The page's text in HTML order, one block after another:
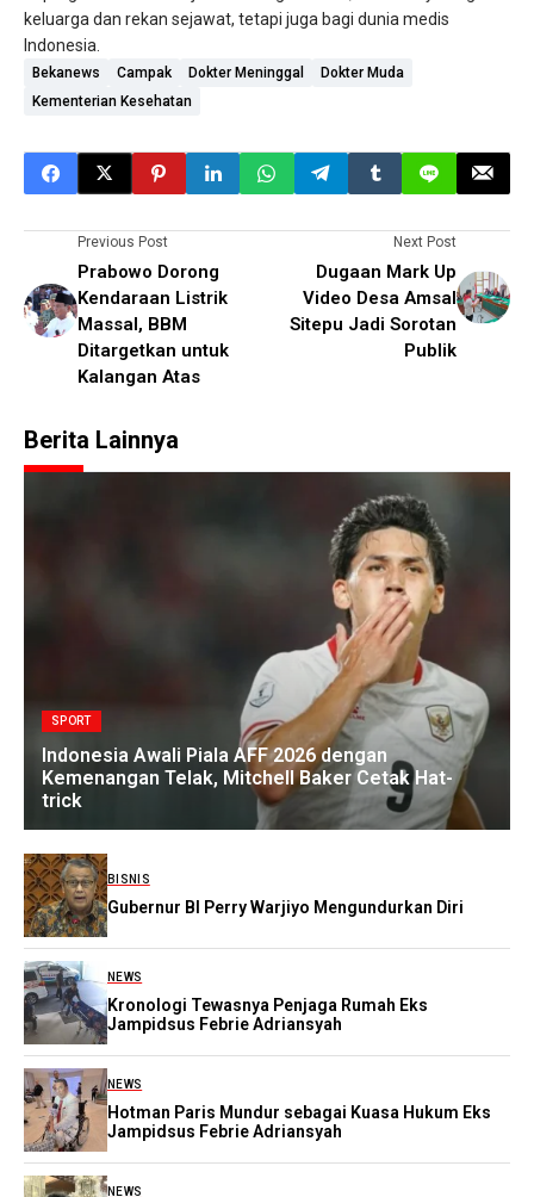
keluarga dan rekan sejawat, tetapi juga bagi dunia medis
Indonesia.
Bekanews Campak Dokter Meninggal
Dokter Muda
Kementerian Kesehatan
Previous Post
Prabowo Dorong
Kendaraan Listrik
Massal, BBM
Ditargetkan untuk
Kalangan Atas
Next Post
Dugaan Mark Up
Video Desa Amsal
Sitepu Jadi Sorotan
Publik
Berita Lainnya
SPORT
Indonesia Awali Piala AFF 2026 dengan
Kemenangan Telak, Mitchell Baker Cetak Hat-
trick
BISNIS
Gubernur BI Perry Warjiyo Mengundurkan Diri
NEWS
Kronologi Tewasnya Penjaga Rumah Eks
Jampidsus Febrie Adriansyah
NEWS
Hotman Paris Mundur sebagai Kuasa Hukum Eks
Jampidsus Febrie Adriansyah
NEWS